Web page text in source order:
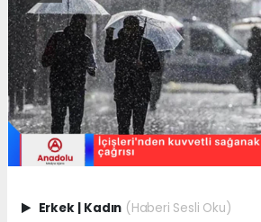
Erkek | Kadın (Haberi Sesli Oku)